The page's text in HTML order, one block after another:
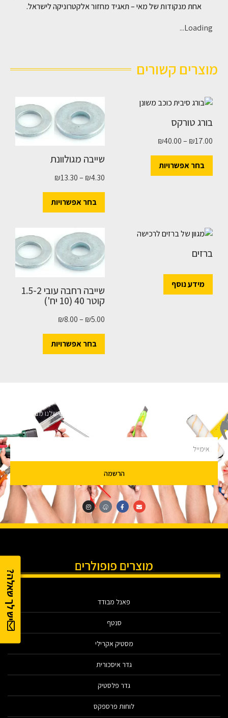
יש לך שאלה?
אחת מנקודות של מאי – תאגיד מחזור אלקטרוניקה לישראל.
Loading...
מוצרים קשורים
בורג טורקס
₪17.00
–
₪40.00
בחר אפשרויות שייבה מגולוונת
₪4.30
–
₪13.30
בחר אפשרויות
ברזים
מידע נוסף שייבה רחבה עובי 1.5-2
קוטר 40 (10 יח')
₪5.00
–
₪8.00
בחר אפשרויות
השארו מעודכנים
מעוניינים לקבל עדכונים על מבצעים והנחות הירשמו לניוזלטר שלנו מבטיחים לא
הרשמה
מוצרים פופולרים
פאנל מבודד
סנטף
מסטיק אקרילי
גדר איסכורית
גדר פלסטיק
לוחות פרספקס